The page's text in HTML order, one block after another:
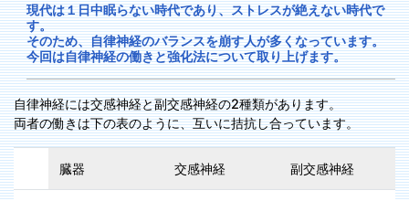
現代は１日中眠らない時代であり、ストレスが絶えない時代で
す。
そのため、自律神経のバランスを崩す人が多くなっています。
今回は自律神経の働きと強化法について取り上げます。
自律神経には交感神経と副交感神経の2種類があります。
両者の働きは下の表のように、互いに拮抗し合っています。
臓器 交感神経 副交感神経